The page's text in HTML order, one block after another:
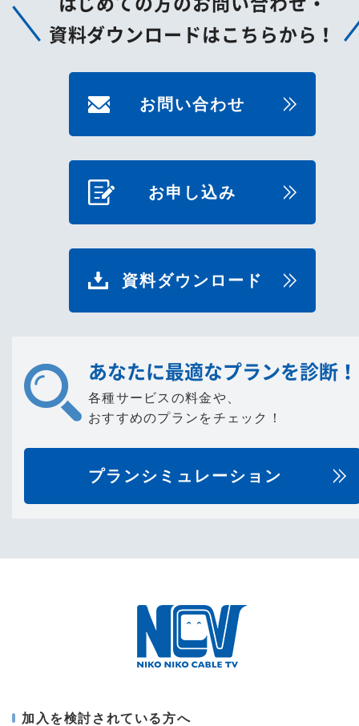
資料ダウンロードはこちらから！
お問い合わせ
お申し込み
資料ダウンロード
あなたに最適なプランを診断！
各種サービスの料金や、
おすすめのプランをチェック！
プランシミュレーション
加入を検討されている方へ